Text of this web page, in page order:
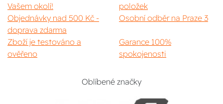
Vašem okolí!
položek
Objednávky nad 500 Kč -
doprava zdarma
Osobní odběr na Praze 3
Zboží je testováno a
ověřeno
Garance 100%
spokojenosti
Oblíbené značky